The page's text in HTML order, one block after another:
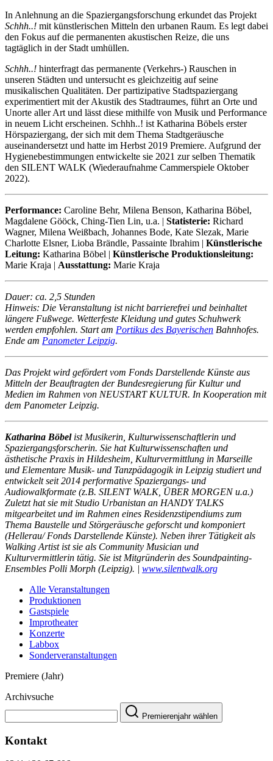
In Anlehnung an die Spaziergangsforschung erkundet das Projekt
Schhh..! mit künstlerischen Mitteln den urbanen Raum. Es legt dabei
den Fokus auf die permanenten akustischen Reize, die uns
tagtäglich in der Stadt umhüllen.
Schhh..! hinterfragt das permanente (Verkehrs-) Rauschen in
unseren Städten und untersucht es gleichzeitig auf seine
musikalischen Qualitäten. Der partizipative Stadtspaziergang
experimentiert mit der Akustik des Stadtraumes, führt an Orte und
Unorte aller Art und lässt diese mithilfe von Musik und Performance
in neuem Licht erscheinen. Schhh..! ist Katharina Böbels erster
Hörspaziergang, der sich mit dem Thema Stadtgeräusche
auseinandersetzt und hatte im Herbst 2019 Premiere. Aufgrund der
Hygienebestimmungen entwickelte sie 2021 zur selben Thematik
den SILENT WALK (Wiederaufnahme Cammerspiele Oktober
2022).
Performance: Caroline Behr, Milena Benson, Katharina Böbel,
Magdalene Gööck, Ching-Tien Lin, u.a. | Statisterie: Richard
Wagner, Milena Weißbach, Johannes Bode, Kate Slezak, Marie
Charlotte Elsner, Lioba Brändle, Passainte Ibrahim | Künstlerische
Leitung: Katharina Böbel | Künstlerische Produktionsleitung:
Marie Kraja | Ausstattung: Marie Kraja
Dauer: ca. 2,5 Stunden
Hinweis: Die Veranstaltung ist nicht barrierefrei und beinhaltet
längere Fußwege. Wetterfeste Kleidung und gutes Schuhwerk
werden empfohlen. Start am Portikus des Bayerischen Bahnhofes.
Ende am Panometer Leipzig.
Das Projekt wird gefördert vom Fonds Darstellende Künste aus
Mitteln der Beauftragten der Bundesregierung für Kultur und
Medien im Rahmen von NEUSTART KULTUR. In Kooperation mit
dem Panometer Leipzig.
Katharina Böbelist Musikerin, Kulturwissenschaftlerin und
Spaziergangsforscherin. Sie hat Kulturwissenschaften und
ästhetische Praxis in Hildesheim, Kulturvermittlung in Marseille
und Elementare Musik- und Tanzpädagogik in Leipzig studiert und
entwickelt seit 2014 performative Spaziergangs- und
Audiowalkformate (z.B. SILENT WALK, ÜBER MORGEN u.a.)
Zuletzt hat sie mit Studio Urbanistan an HANDY TALKS
mitgearbeitet und im Rahmen eines Residenzstipendiums zum
Thema Baustelle und Störgeräusche geforscht und komponiert
(Hellerau/ Fonds Darstellende Künste). Neben ihrer Tätigkeit als
Walking Artist ist sie als Community Musician und
Kulturvermittlerin tätig. Sie ist Mitgründerin des Soundpainting-
Ensembles Polli Morph (Leipzig). | www.silentwalk.org
Alle Veranstaltungen
Produktionen
Gastspiele
Improtheater
Konzerte
Labbox
Sonderveranstaltungen
Premiere (Jahr)
Archivsuche
Premierenjahr wählen
Kontakt